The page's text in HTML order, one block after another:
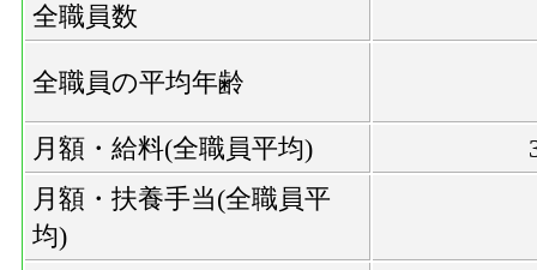
全職員数
全職員の平均年齢
月額・給料(全職員平均)
月額・扶養手当(全職員平
均)